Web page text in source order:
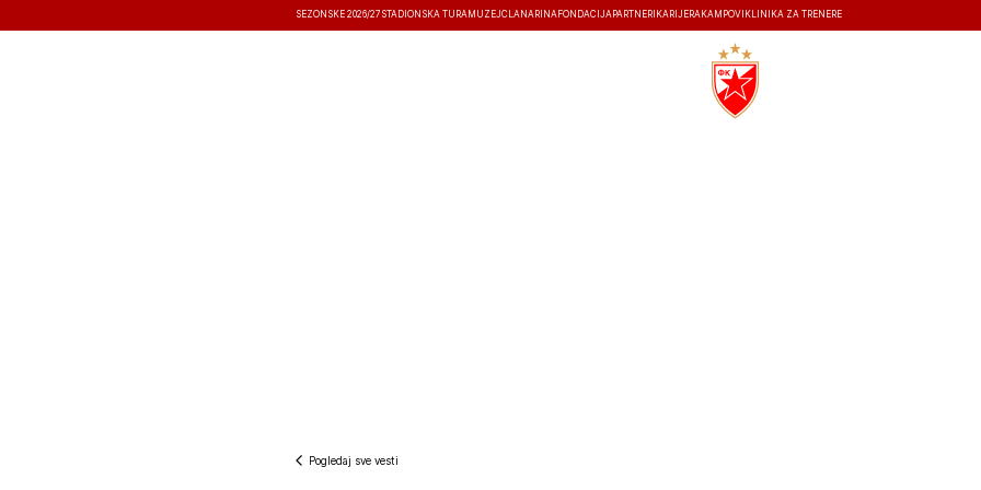
SEZONSKE 2026/27 STADIONSKA TURA MUZEJČLANARINA FONDACIJA PARTNERI KARIJERA KAMPOVI KLINIKA ZA TRENERE
Pogledaj sve vesti